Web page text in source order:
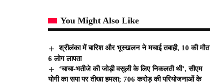
You Might Also Like
श्रीलंका में बारिश और भूस्खलन ने मचाई तबाही, 10 की मौत
6 लोग लापता
‘चाचा-भतीजे की जोड़ी वसूली के लिए निकलती थी’, सीएम
योगी का सपा पर तीखा हमला; 706 करोड़ की परियोजनाओं के